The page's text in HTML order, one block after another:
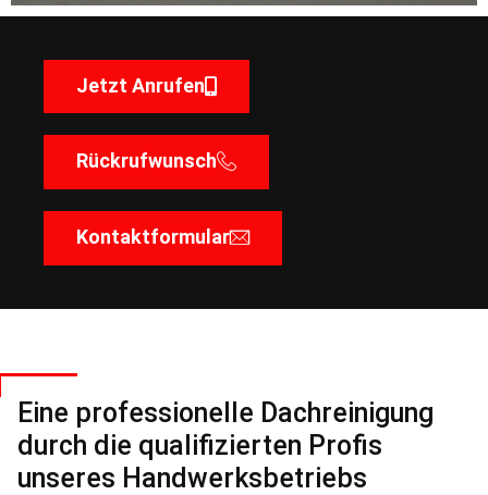
Jetzt Anrufen
Rückrufwunsch
Kontaktformular
Eine professionelle Dachreinigung
durch die qualifizierten Profis
unseres Handwerksbetriebs